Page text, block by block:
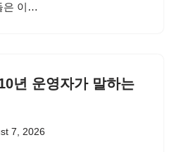
은 이…
년 운영자가 말하는
7, 2026